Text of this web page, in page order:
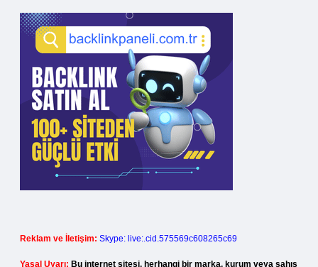
Reklam ve İletişim: Skype: live:.cid.575569c608265c69
Yasal Uyarı: Bu internet sitesi, herhangi bir marka, kurum veya şahıs